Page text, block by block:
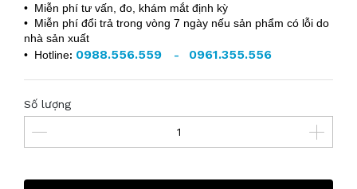
• Miễn phí tư vấn, đo, khám mắt định kỳ
• Miễn phí đổi trả trong vòng 7 ngày nếu sản phẩm có lỗi do
nhà sản xuất
• Hotline: 0988.556.559 - 0961.355.556
Số lượng